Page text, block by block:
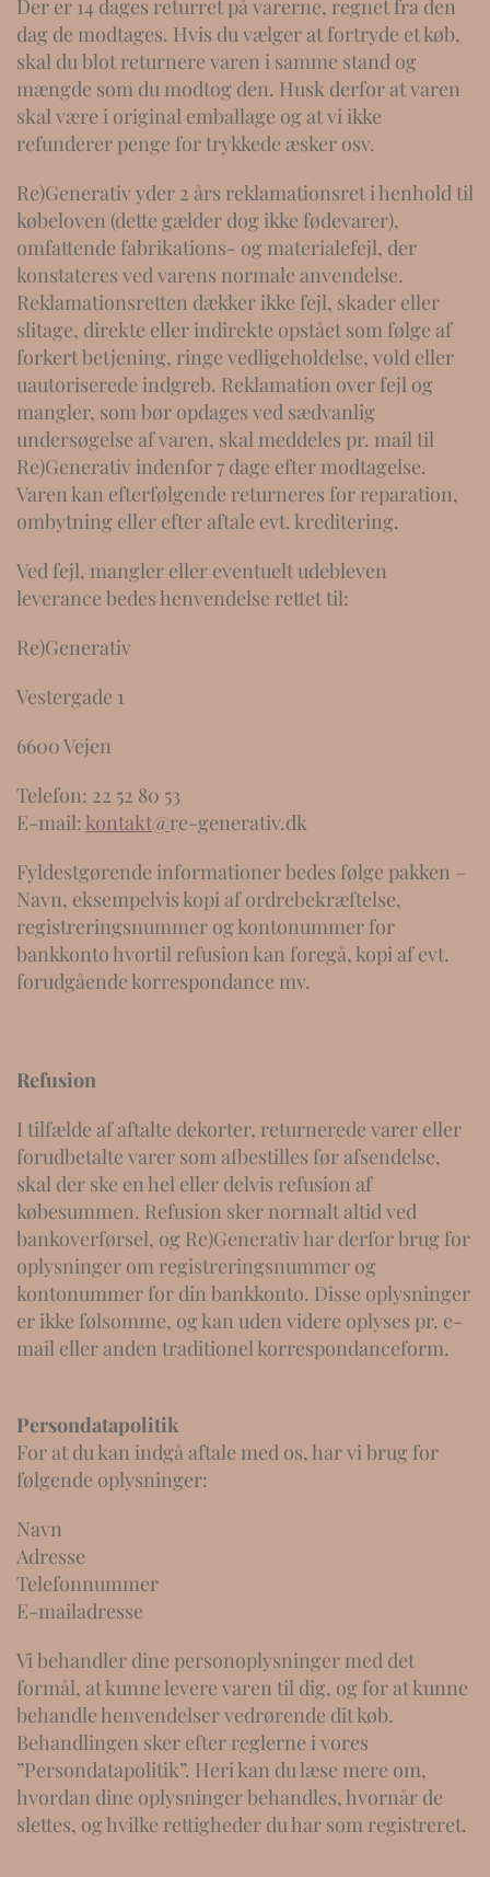
Der er 14 dages returret på varerne, regnet fra den
dag de modtages. Hvis du vælger at fortryde et køb,
skal du blot returnere varen i samme stand og
mængde som du modtog den. Husk derfor at varen
skal være i original emballage og at vi ikke
refunderer penge for trykkede æsker osv.
Re)Generativ yder 2 års reklamationsret i henhold til
købeloven (dette gælder dog ikke fødevarer),
omfattende fabrikations- og materialefejl, der
konstateres ved varens normale anvendelse.
Reklamationsretten dækker ikke fejl, skader eller
slitage, direkte eller indirekte opstået som følge af
forkert betjening, ringe vedligeholdelse, vold eller
uautoriserede indgreb. Reklamation over fejl og
mangler, som bør opdages ved sædvanlig
undersøgelse af varen, skal meddeles pr. mail til
Re)Generativ indenfor 7 dage efter modtagelse.
Varen kan efterfølgende returneres for reparation,
ombytning eller efter aftale evt. kreditering.
Ved fejl, mangler eller eventuelt udebleven
leverance bedes henvendelse rettet til:
Re)Generativ
Vestergade 1
6600 Vejen
Telefon: 22 52 80 53
E-mail: kontakt@re-generativ.dk
Fyldestgørende informationer bedes følge pakken –
Navn, eksempelvis kopi af ordrebekræftelse,
registreringsnummer og kontonummer for
bankkonto hvortil refusion kan foregå, kopi af evt.
forudgående korrespondance mv.
Refusion
I tilfælde af aftalte dekorter, returnerede varer eller
forudbetalte varer som afbestilles før afsendelse,
skal der ske en hel eller delvis refusion af
købesummen. Refusion sker normalt altid ved
bankoverførsel, og Re)Generativ har derfor brug for
oplysninger om registreringsnummer og
kontonummer for din bankkonto. Disse oplysninger
er ikke følsomme, og kan uden videre oplyses pr. e-
mail eller anden traditionel korrespondanceform.
Persondatapolitik
For at du kan indgå aftale med os, har vi brug for
følgende oplysninger:
Navn
Adresse
Telefonnummer
E-mailadresse
Vi behandler dine personoplysninger med det
formål, at kunne levere varen til dig, og for at kunne
behandle henvendelser vedrørende dit køb.
Behandlingen sker efter reglerne i vores
”Persondatapolitik”. Heri kan du læse mere om,
hvordan dine oplysninger behandles, hvornår de
slettes, og hvilke rettigheder du har som registreret.